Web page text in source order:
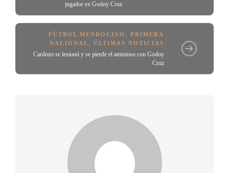
jugador ex Godoy Cruz
FÚTBOL MENDOCINO , PRIMERA
NACIONAL, ÚLTIMAS NOTICIAS
Cardozo se lesionó y se pierde el amistoso con Godoy
Cruz